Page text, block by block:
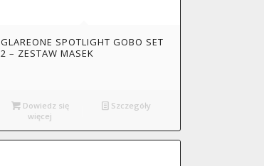
GLAREONE SPOTLIGHT GOBO SET
2 – ZESTAW MASEK
Dowiedz się
więcej
Szczegóły